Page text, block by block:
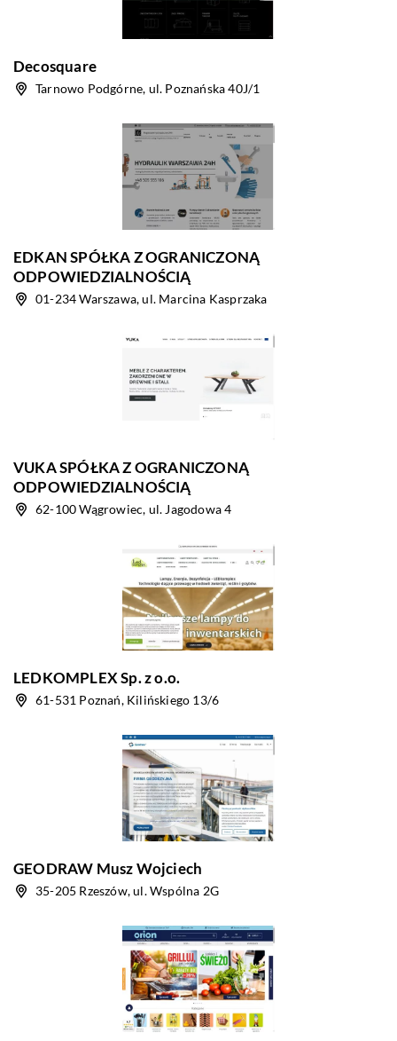
Decosquare
Tarnowo Podgórne, ul. Poznańska 40J/1
EDKAN SPÓŁKA Z OGRANICZONĄ
ODPOWIEDZIALNOŚCIĄ
01-234 Warszawa, ul. Marcina Kasprzaka
VUKA SPÓŁKA Z OGRANICZONĄ
ODPOWIEDZIALNOŚCIĄ
62-100 Wągrowiec, ul. Jagodowa 4
LEDKOMPLEX Sp. z o.o.
61-531 Poznań, Kilińskiego 13/6
GEODRAW Musz Wojciech
35-205 Rzeszów, ul. Wspólna 2G